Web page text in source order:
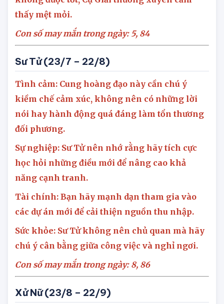
Sức khỏe: Sức khỏe gần đây có vẻ là cũng
không được tốt, Cự Giải thường xuyên cảm
thấy mệt mỏi.
Con số may mắn trong ngày: 5,
Sư Tử(23/7 – 22/8)
Tình cảm: Cung hoàng đạo này cần chú ý
kiềm chế cảm xúc, không nên có những lời
nói hay hành động quá đáng làm tổn thương
đối phương.
Sự nghiệp: Sư Tử nên nhớ rằng hãy tích cực
học hỏi những điều mới để nâng cao khả
năng cạnh tranh.
Tài chính: Bạn hãy mạnh dạn tham gia vào
các dự án mới để cải thiện nguồn thu nhập.
Sức khỏe: Sư Tử không nên chủ quan mà hãy
chú ý cân bằng giữa công việc và nghỉ ngơi.
Con số may mắn trong ngày: